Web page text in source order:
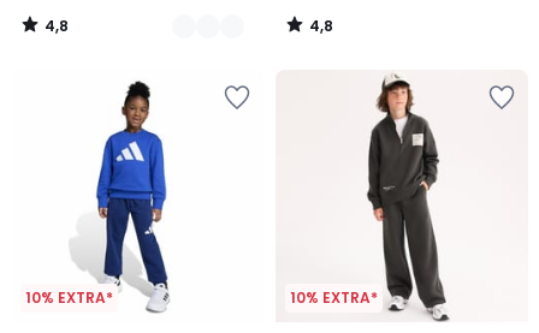
4,8
/
4,8
/
10% EXTRA* 10% EXTRA*